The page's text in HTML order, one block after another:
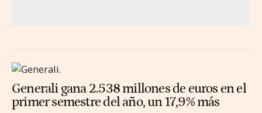
Generali gana 2.538 millones de euros en el
primer semestre del año, un 17,9% más